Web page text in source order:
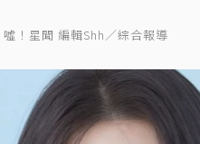
噓！星聞 編輯Shh／綜合報導